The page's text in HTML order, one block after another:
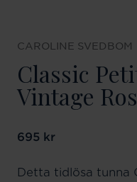
CAROLINE SVEDBOM
Classic
Vintage
Pris :695 kr
695 kr
Detta tidlösa tunna